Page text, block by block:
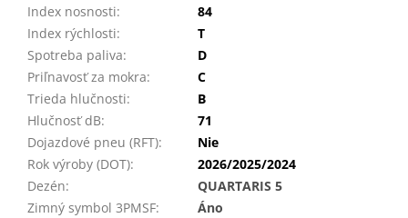
Index nosnosti:
84
Index rýchlosti:
T
Spotreba paliva:
D
Priľnavosť za mokra:
C
Trieda hlučnosti:
B
Hlučnosť dB:
71
Dojazdové pneu (RFT):
Nie
Rok výroby (DOT):
2026/2025/2024
Dezén:
QUARTARIS 5
Zimný symbol 3PMSF:
Áno